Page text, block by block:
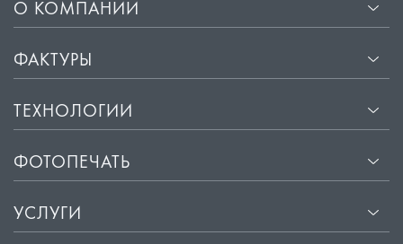
О КОМПАНИИ
ФАКТУРЫ
ТЕХНОЛОГИИ
ФОТОПЕЧАТЬ
УСЛУГИ